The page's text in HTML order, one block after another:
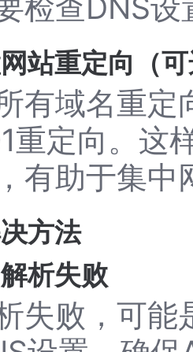
检查DNS
站重定向（
有域名重
重定向。这
有助于集中
方法
析失败
失败，可